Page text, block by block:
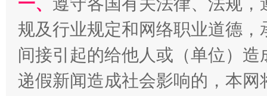
规及行业规定和网络职业道德
间接引起的给他人或（单位）
递假新闻造成社会影响的，本